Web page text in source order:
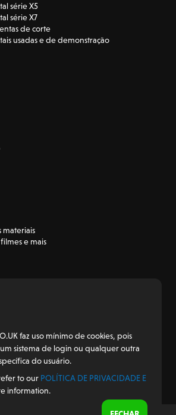
série X5
série X7
de corte
usadas e de demonstração
materiais
e mais
Cookies
faz uso mínimo de cookies, pois
sistema de login ou qualquer outra
do usuário.
to our POLÍTICA DE PRIVACIDADE E
information.